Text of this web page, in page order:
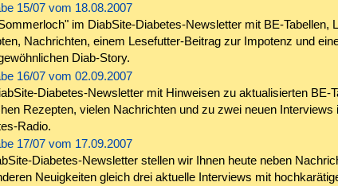
15/07 vom 18.08.2007
im DiabSite-Diabetes-Newsletter mit BE-Tabellen,
Nachrichten, einem Lesefutter-Beitrag zur Impotenz und
Diab-Story.
16/07 vom 02.09.2007
Diabetes-Newsletter mit Hinweisen zu aktualisierten BE-
Rezepten, vielen Nachrichten und zu zwei neuen Interviews
Radio.
17/07 vom 17.09.2007
Diabetes-Newsletter stellen wir Ihnen heute neben
Neuigkeiten gleich drei aktuelle Interviews mit